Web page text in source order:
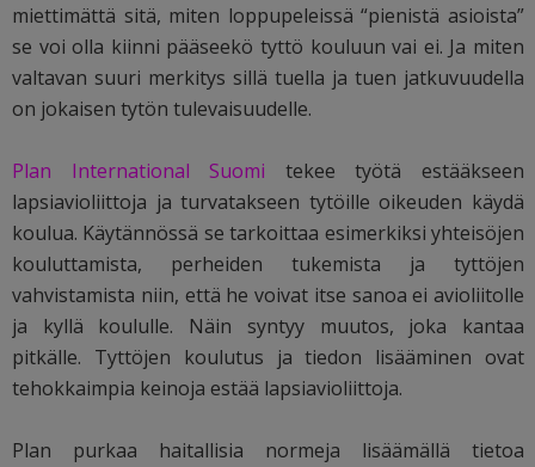
miettimättä sitä, miten loppupeleissä “pienistä asioista”
se voi olla kiinni pääseekö tyttö kouluun vai ei. Ja miten
valtavan suuri merkitys sillä tuella ja tuen jatkuvuudella
on jokaisen tytön tulevaisuudelle.
Plan International Suomi tekee työtä estääkseen
lapsiavioliittoja ja turvatakseen tytöille oikeuden käydä
koulua. Käytännössä se tarkoittaa esimerkiksi yhteisöjen
kouluttamista, perheiden tukemista ja tyttöjen
vahvistamista niin, että he voivat itse sanoa ei avioliitolle
ja kyllä koululle. Näin syntyy muutos, joka kantaa
pitkälle. Tyttöjen koulutus ja tiedon lisääminen ovat
tehokkaimpia keinoja estää lapsiavioliittoja.
Plan purkaa haitallisia normeja lisäämällä tietoa